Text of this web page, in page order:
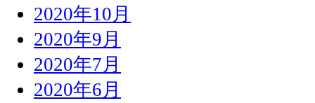
2020年10月
2020年9月
2020年7月
2020年6月